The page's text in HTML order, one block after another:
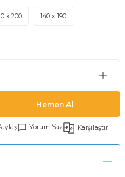
x 200 140 x 190
Hemen Al
Yorum Yaz Karşılaştır